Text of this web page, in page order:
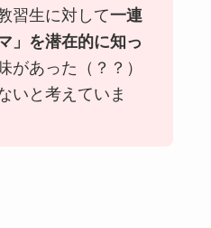
習生に対して一連
」を潜在的に知っ
があった（？？）
いと考えていま